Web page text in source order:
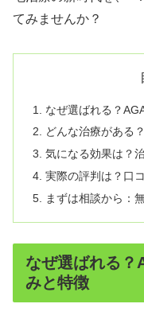
てみませんか？
なぜ選ばれる？
どんな治療がある
気になる効果は？
実際の評判は？口
まずは相談から：
なぜ選ばれる？
みと特徴